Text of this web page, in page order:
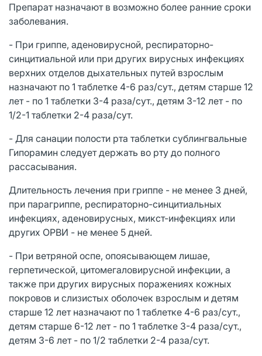
Препарат назначают в возможно более ранние сроки
заболевания.
- При гриппе, аденовирусной, респираторно-
синцитиальной или при других вирусных инфекциях
верхних отделов дыхательных путей взрослым
назначают по 1 таблетке 4-6 раз/сут., детям старше 12
лет - по 1 таблетки 3-4 раза/сут., детям 3-12 лет - по
1/2-1 таблетки 2-4 раза/сут.
- Для санации полости рта таблетки сублингвальные
Гипорамин следует держать во рту до полного
рассасывания.
Длительность лечения при гриппе - не менее 3 дней,
при парагриппе, респираторно-синцитиальных
инфекциях, аденовирусных, микст-инфекциях или
других ОРВИ - не менее 5 дней.
- При ветряной оспе, опоясывающем лишае,
герпетической, цитомегаловирусной инфекции, а
также при других вирусных поражениях кожных
покровов и слизистых оболочек взрослым и детям
старше 12 лет назначают по 1 таблетке 4-6 раз/сут.,
детям старше 6-12 лет - по 1 таблетке 3-4 раза/сут.,
детям 3-6 лет - по 1/2 таблетки 2-4 раза/сут.